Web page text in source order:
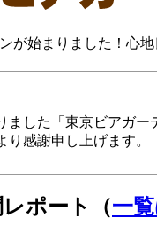
が始まりました！心
ました「東京ビアガ
感謝申し上げます。
ポート（一